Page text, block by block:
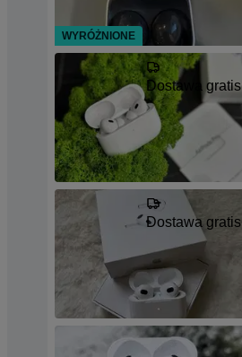
Dostawa gratis
Dostawa gratis
WYRÓŻNIONE